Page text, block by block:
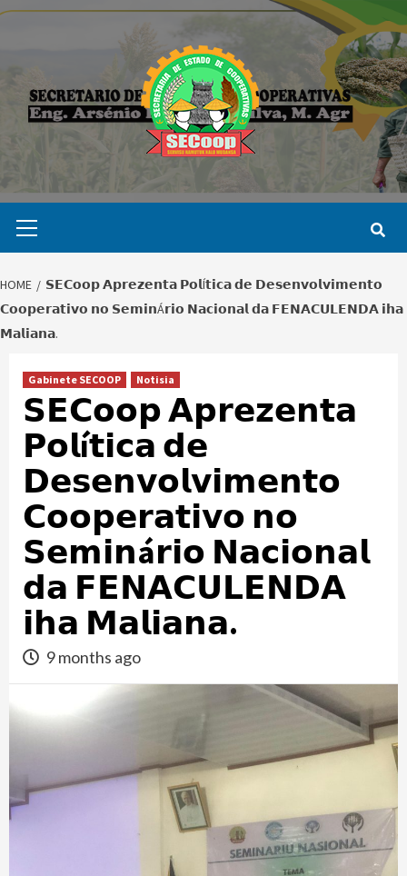
Skip
Menu
HOME
𝗦𝗘𝗖𝗼𝗼𝗽 𝗔𝗽𝗿𝗲𝘇𝗲𝗻𝘁𝗮 𝗣𝗼𝗹Í𝘁𝗶𝗰𝗮 𝗱𝗲 𝗗𝗲𝘀𝗲𝗻𝘃𝗼𝗹𝘃𝗶𝗺𝗲𝗻𝘁𝗼
𝗖𝗼𝗼𝗽𝗲𝗿𝗮𝘁𝗶𝘃𝗼 𝗻𝗼 𝗦𝗲𝗺𝗶𝗻Á𝗿𝗶𝗼 𝗡𝗮𝗰𝗶𝗼𝗻𝗮𝗹 𝗱𝗮 𝗙𝗘𝗡𝗔𝗖𝗨𝗟𝗘𝗡𝗗𝗔 𝗶𝗵𝗮
𝗠𝗮𝗹𝗶𝗮𝗻𝗮.
Gabinete SECOOP Notisia
𝗦𝗘𝗖𝗼𝗼𝗽 𝗔𝗽𝗿𝗲𝘇𝗲𝗻𝘁𝗮
𝗣𝗼𝗹í𝘁𝗶𝗰𝗮 𝗱𝗲
𝗗𝗲𝘀𝗲𝗻𝘃𝗼𝗹𝘃𝗶𝗺𝗲𝗻𝘁𝗼
𝗖𝗼𝗼𝗽𝗲𝗿𝗮𝘁𝗶𝘃𝗼 𝗻𝗼
𝗦𝗲𝗺𝗶𝗻á𝗿𝗶𝗼 𝗡𝗮𝗰𝗶𝗼𝗻𝗮𝗹
𝗱𝗮 𝗙𝗘𝗡𝗔𝗖𝗨𝗟𝗘𝗡𝗗𝗔
𝗶𝗵𝗮 𝗠𝗮𝗹𝗶𝗮𝗻𝗮.
9 months ago